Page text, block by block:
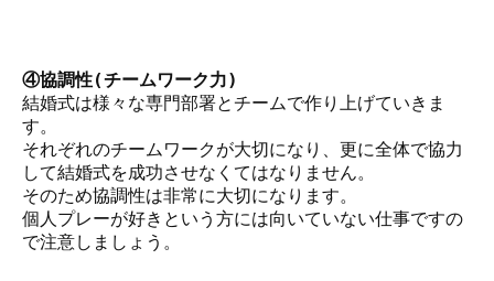
④協調性(チームワーク力)
結婚式は様々な専門部署とチームで作り上げていきま
す。
それぞれのチームワークが大切になり、更に全体で協力
して結婚式を成功させなくてはなりません。
そのため協調性は非常に大切になります。
個人プレーが好きという方には向いていない仕事ですの
で注意しましょう。